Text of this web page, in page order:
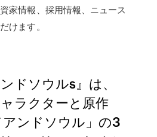
家情報、採用情報、ニュース
けます。
ドソウルs』は、
ラクターと原作
ンドソウル」の3